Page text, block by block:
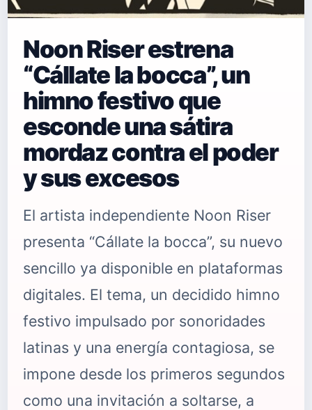
Noon Riser estrena
“Cállate la bocca”, un
himno festivo que
esconde una sátira
mordaz contra el poder
y sus excesos
El artista independiente Noon Riser
presenta “Cállate la bocca”, su nuevo
sencillo ya disponible en plataformas
digitales. El tema, un decidido himno
festivo impulsado por sonoridades
latinas y una energía contagiosa, se
impone desde los primeros segundos
como una invitación a soltarse, a